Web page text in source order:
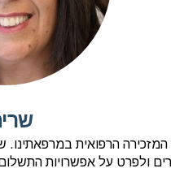
המזכירה הרפואית
ולפרט על אפשרויות